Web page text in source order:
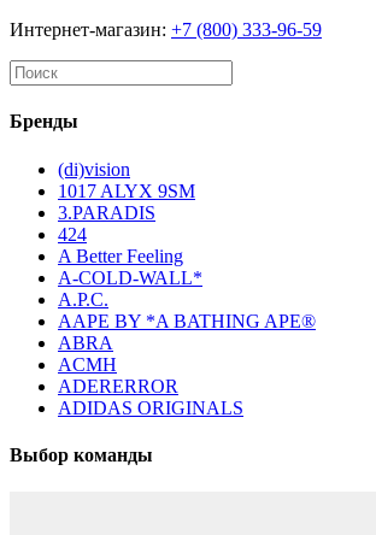
Интернет-магазин: +7 (800) 333-96-59
Бренды
(di)vision
1017 ALYX 9SM
3.PARADIS
424
A Better Feeling
A-COLD-WALL*
A.P.C.
AAPE BY *A BATHING APE®
ABRA
ACMH
ADERERROR
ADIDAS ORIGINALS
Выбор команды